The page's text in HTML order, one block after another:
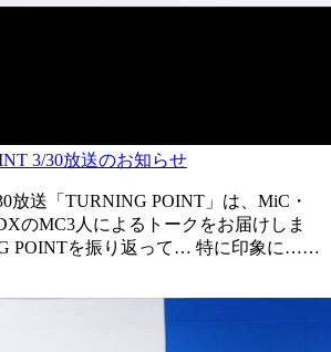
3/30放送のお知らせ
放送「TURNING POINT」は、MiC・
のMC3人によるトークをお届けしま
POINTを振り返って… 特に印象に……